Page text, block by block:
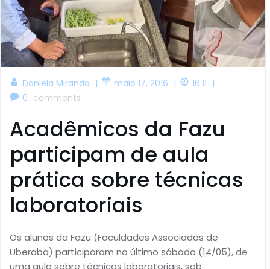
Daniela Miranda | maio 17, 2016 | 16:11 |
0 comments
Acadêmicos da Fazu
participam de aula
prática sobre técnicas
laboratoriais
Os alunos da Fazu (Faculdades Associadas de
Uberaba) participaram no último sábado (14/05), de
uma aula sobre técnicas laboratoriais, sob